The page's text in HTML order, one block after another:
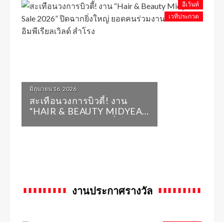
อีเว้นท์
เวทีประกวด
มิถุนายน 16, 2026
สะเทือนวงการบิวตี้! งาน
“HAIR & BEAUTY MIDYEAR
งานประกาศรางวัล